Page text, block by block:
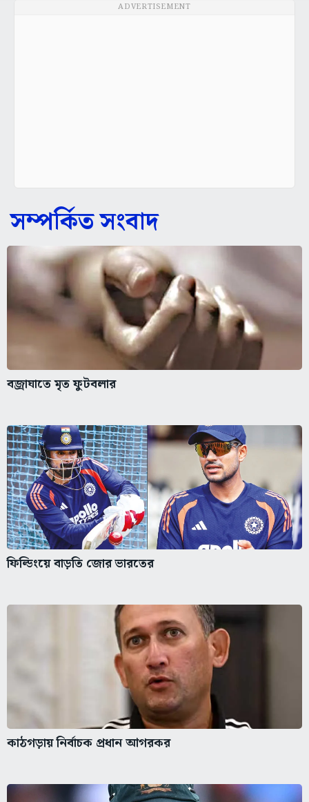
ADVERTISEMENT
সম্পর্কিত সংবাদ
বজ্রাঘাতে মৃত ফুটবলার
ফিল্ডিংয়ে বাড়তি জোর ভারতের
কাঠগড়ায় নির্বাচক প্রধান আগরকর